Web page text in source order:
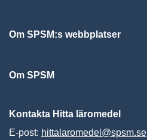
Om SPSM:s webbplatser
Om SPSM
Kontakta Hitta läromedel
E-post: hittalaromedel@spsm.se